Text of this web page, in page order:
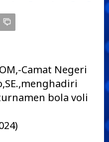
Camat Negeri
bola voli